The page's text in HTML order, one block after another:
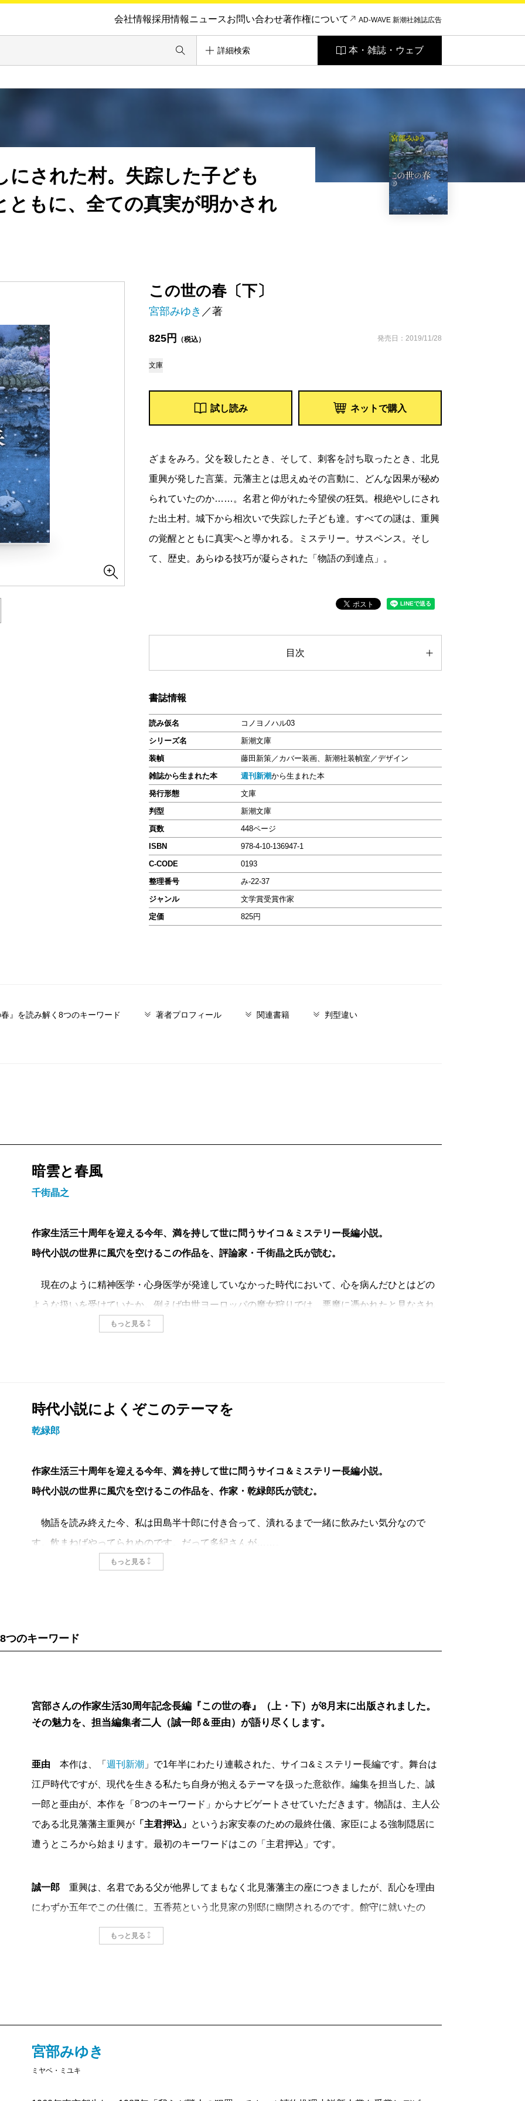
会社情報採用情報ニュースお問い合わせ著作権について AD-WAVE 新潮社雑誌広告
詳細検索 本・雑誌・ウェブ
この世の春〔下〕
宮部みゆき ／著
825円 （税込） 発売日：2019/11/28
文庫
試し読み ネットで購入
にされた村。失踪した子ども
ともに、全ての真実が明かされ
ざまをみろ。父を殺したとき、そして、刺客を討ち取ったとき、北見
重興が発した言葉。元藩主とは思えぬその言動に、どんな因果が秘め
られていたのか……。名君と仰がれた今望侯の狂気。根絶やしにされ
た出土村。城下から相次いで失踪した子ども達。すべての謎は、重興
の覚醒とともに真実へと導かれる。ミステリー。サスペンス。そし
て、歴史。あらゆる技巧が凝らされた「物語の到達点」。
目次
書誌情報
読み仮名
コノヨノハル03
シリーズ名
新潮文庫
装幀
藤田新策／カバー装画、新潮社装幀室／デザイン
雑誌から生まれた本
週刊新潮から生まれた本
発行形態
文庫
判型
新潮文庫
頁数
448ページ
ISBN
978-4-10-136947-1
C-CODE
0193
整理番号
み-22-37
ジャンル
文学賞受賞作家
定価
825円
』を読み解く8つのキーワード 著者プロフィール 関連書籍 判型違い
暗雲と春風
千街晶之
作家生活三十周年を迎える今年、満を持して世に問うサイコ＆ミステリー長編小説。
時代小説の世界に風穴を空けるこの作品を、評論家・千街晶之氏が読む。
現在のように精神医学・心身医学が発達していなかった時代において、心を病んだひとはどの
ような扱いを受けていたか。例えば中世ヨーロッパの魔女狩りでは、悪魔に憑かれたと見なされ
た犠牲者の中に、多くの精神障害者がいたと推測されている。日本でも、心の病という概念自体
としたら、どのような事態が起こり得るのか。デビュー三十周年を迎えた宮部みゆきの新作『こ
の世の春』は、そのような仮定のもとで書かれた物語と言える。
る。下野北見藩二万石に起きた政変から、この波瀾万丈の物語は幕を開ける。若き六代藩主・北
見若狭守重興が病重篤につき隠居、従弟の尚正が新藩主となり、それに伴い、重興の下で権勢を
そんな藩上層部の諍いとは無縁に、領内の長尾村で隠居生活を送っていた元作事方組頭・各務
数右衛門と娘の多紀のもとにも、政変の余波は及ぶ。伊東成孝の嫡男の乳母が、まだ幼い嫡男を
救ってほしいと駆け込んできたのだ。伊東家とは縁がない筈の各務家が何故頼られたのかは謎だ
やがて数右衛門は歿したが、多紀は再び藩の秘密に関わる騒動に巻き込まれることになる。父
れており、北見藩元江戸家老の石野織部、医師の白田登らが座敷牢内で起居する重興に仕えてい
る。そこで重興と対面した多紀は、彼の声色が時折、男児や女など複数のそれに変容してゆくこ
し、資質英明な重興が何故心を病むようになったのか。
ここで、多紀の亡母・佐惠の血筋にまつわる因縁が明かされる。領内の出土村には、繰屋と呼
ばれる一族が住んでいた。死者の魂を呼び出す「御霊繰」の技を使う彼らは、その技を藩当局か
らも公認されたかたちになっていた。八歳で出土村を出て武家の養女になったため縁は切れてい
たが、佐惠も繰屋の血を引いていたのだ。だが十六年前、繰屋の一族は滅ぼされ、村は炎上した
か。そのような大がかりな揉み消し工作が可能なのは、当時の藩主や家老など、藩の上層部しか
存在しない。ならば、重興の異変は一族の怨霊の祟りによるものなのか。多紀が五香苑に連れて
のではないかと思われたからだった。
いくつかあるけれども、一方で『
も合理的に絵解きされる作品も存在する。従って、『この世の春』の重興を蝕む異変にしても、
もっと見る
時代小説によくぞこのテーマを
乾緑郎
作家生活三十周年を迎える今年、満を持して世に問うサイコ＆ミステリー長編小説。
時代小説の世界に風穴を空けるこの作品を、作家・乾緑郎氏が読む。
物語を読み終えた今、私は田島半十郎に付き合って、潰れるまで一緒に飲みたい気分なので
す。飲まねばやってられぬのです。だって多紀さんが……。
さて、『この世の春』です。
乱心による主君の押込（強制的な隠居。平たく言えば監禁）と、それに伴う御用人頭の解任と
藩主であった北見重興は、藩の所有する「五香苑」という屋敷の座敷牢に入れられ、連れて来
られた多紀は、元家老である石野織部から〈みたまくり〉なる魂を操る技について聞かされま
らは、夜な夜な女の啜り泣く声や、いるはずのない子供の笑い声が聞こえてきて……。
ここまで、まだほんの導入部なんですけど、すごく不穏でしょ？ でも、謎が解けていくに従
って、どんどん最初の印象が変わっていきます。
舞台となるのは下野国の北見藩。 藤沢周平 の作品に於ける「海坂藩」と同様の、実在しない架
空の藩です。
て、それらの史実をベースにしてフィクションを構築しているのだろうと、恥ずかしながら途中
まで完全に思い込んでいました。上巻を読み終える頃、ふと「ん？」と思い調べてみたら、北見
編集者の方に、「これ、架空ですよね？」と確認までする始末。それほどの実在感。鈴町筋の西
苦しむ「お館様」こと重興を救うため、多紀や白田、織部だけでなく、五香苑の使用人である
もっと見る
つのキーワード
宮部さんの作家生活30周年記念長編『この世の春』（上・下）が8月末に出版されました。
その魅力を、担当編集者二人（誠一郎＆亜由）が語り尽くします。
亜由 本作は、「 週刊新潮 」で1年半にわたり連載された、サイコ&ミステリー長編です。舞台は
江戸時代ですが、現代を生きる私たち自身が抱えるテーマを扱った意欲作。編集を担当した、誠
一郎と亜由が、本作を「8つのキーワード」からナビゲートさせていただきます。物語は、主人公
である北見藩藩主重興が 「主君押込」 というお家安泰のための最終仕儀、家臣による強制隠居に
遭うところから始まります。最初のキーワードはこの「主君押込」です。
誠一郎 重興は、名君である父が他界してまもなく北見藩藩主の座につきましたが、乱心を理由
にわずか五年でこの仕儀に。五香苑という北見家の別邸に幽閉されるのです。館守に就いたの
は、北見藩元江戸家老である石野織部。石野は重興の藩主就任と共に隠居しましたが、筆頭家老
の脇坂勝隆の強い要請で、再び重興に仕えることになりました。織部は本作のキーパーソンで、
誠一郎 そうだね。名君であった父・成興に厳格に育てられたヒーローは、文武両道に秀でた美
もっと見る
宮部みゆき
ミヤベ・ミユキ